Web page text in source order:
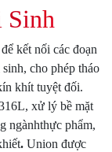
Sinh
kết nối các đoạn
cho phép tháo
khít tuyệt đối.
xử lý bề mặt
ngànhthực phẩm,
. Union được